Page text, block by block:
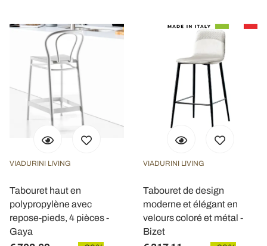
VIADURINI LIVING
Tabouret haut en
polypropylène avec
repose-pieds, 4 pièces -
Gaya
VIADURINI LIVING
Tabouret de design
moderne et élégant en
velours coloré et métal -
Bizet